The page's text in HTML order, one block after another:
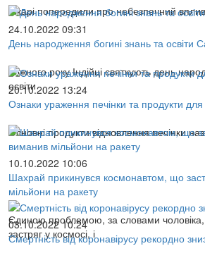
Лікарі попередили про небезпечний вплив
24.10.2022 09:31
День народження богині знань та освіти
Кожного року Індійці святкують день
освіти
20.10.2022 13:24
Ознаки ураження печінки та продукти для
Основні продукти відновлення печінки
10.10.2022 10:06
Шахрай прикинувся космонавтом, що
мільйони на ракету
Єдиною проблемою, за словами
застряг у космосі, і
03.10.2022 10:24
Смертність від коронавірусу рекордно